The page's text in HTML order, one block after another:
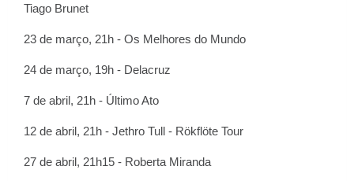
Tiago Brunet
23 de março, 21h - Os Melhores do Mundo
24 de março, 19h - Delacruz
7 de abril, 21h - Último Ato
12 de abril, 21h - Jethro Tull - Rökflöte Tour
27 de abril, 21h15 - Roberta Miranda